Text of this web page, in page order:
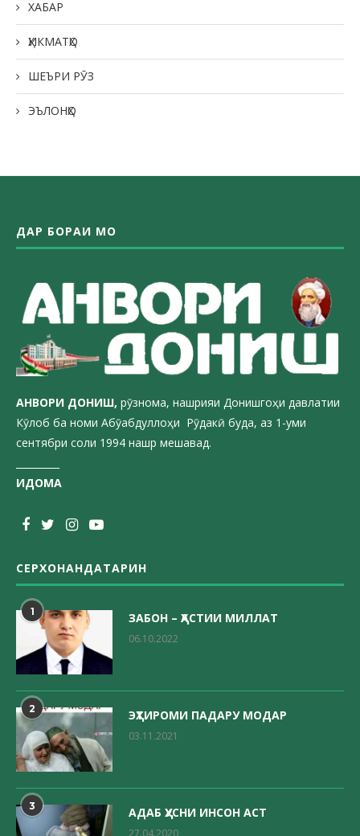
ХАБАР
ҲИКМАТҲО
ШЕЪРИ РӮЗ
ЭЪЛОНҲО
ДАР БОРАИ МО
АНВОРИ ДОНИШ, рӯзнома, нашрияи Донишгоҳи давлатии
Кӯлоб ба номи Абӯабдуллоҳи Рӯдакӣ буда, аз 1-уми
сентябри соли 1994 нашр мешавад.
ИДОМА
СЕРХОНАНДАТАРИН
1 ЗАБОН – ҲАСТИИ МИЛЛАТ
06.10.2022
2 ЭҲТИРОМИ ПАДАРУ МОДАР
03.11.2021
3 АДАБ ҲУСНИ ИНСОН АСТ